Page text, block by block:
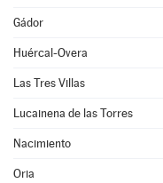
Gádor
Huércal-Overa
Las Tres Villas
Lucainena de las Torres
Nacimiento
Oria